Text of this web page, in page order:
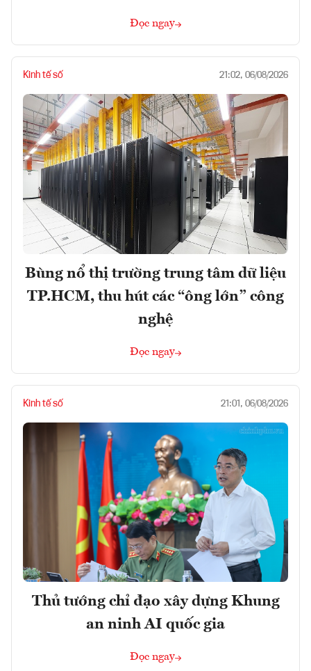
Đọc ngay
Kinh tế số 21:02, 06/08/2026
Bùng nổ thị trường trung tâm dữ liệu
TP.HCM, thu hút các “ông lớn” công
nghệ
Đọc ngay
Kinh tế số 21:01, 06/08/2026
Thủ tướng chỉ đạo xây dựng Khung
an ninh AI quốc gia
Đọc ngay